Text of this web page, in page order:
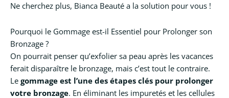
Ne cherchez plus, Bianca Beauté a la solution pour vous !
Pourquoi le Gommage est-il Essentiel pour Prolonger son
Bronzage ?
On pourrait penser qu’exfolier sa peau après les vacances
ferait disparaître le bronzage, mais c’est tout le contraire.
Le gommage est l’une des étapes clés pour prolonger
votre bronzage. En éliminant les impuretés et les cellules